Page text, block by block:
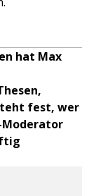
hat Max
fest, wer
Moderator